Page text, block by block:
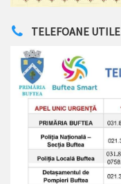
TELEFOANE UTILE